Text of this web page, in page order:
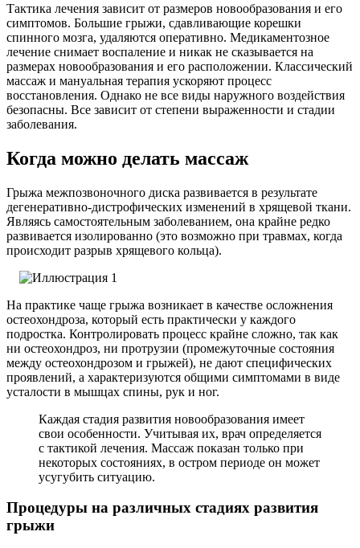
Тактика лечения зависит от размеров новообразования и его
симптомов. Большие грыжи, сдавливающие корешки
спинного мозга, удаляются оперативно. Медикаментозное
лечение снимает воспаление и никак не сказывается на
размерах новообразования и его расположении. Классический
массаж и мануальная терапия ускоряют процесс
восстановления. Однако не все виды наружного воздействия
безопасны. Все зависит от степени выраженности и стадии
заболевания.
Когда можно делать массаж
Грыжа межпозвоночного диска развивается в результате
дегенеративно-дистрофических изменений в хрящевой ткани.
Являясь самостоятельным заболеванием, она крайне редко
развивается изолированно (это возможно при травмах, когда
происходит разрыв хрящевого кольца).
На практике чаще грыжа возникает в качестве осложнения
остеохондроза, который есть практически у каждого
подростка. Контролировать процесс крайне сложно, так как
ни остеохондроз, ни протрузии (промежуточные состояния
между остеохондрозом и грыжей), не дают специфических
проявлений, а характеризуются общими симптомами в виде
усталости в мышцах спины, рук и ног.
Каждая стадия развития новообразования имеет
свои особенности. Учитывая их, врач определяется
с тактикой лечения. Массаж показан только при
некоторых состояниях, в остром периоде он может
усугубить ситуацию.
Процедуры на различных стадиях развития
грыжи